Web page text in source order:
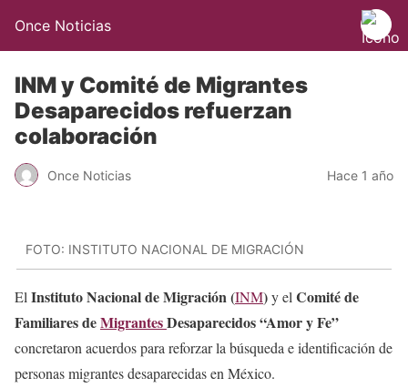
Once Noticias
INM y Comité de Migrantes
Desaparecidos refuerzan
colaboración
Once Noticias Hace 1 año
FOTO: INSTITUTO NACIONAL DE MIGRACIÓN
El Instituto Nacional de Migración (INM)y el Comité de
Familiares deMigrantesDesaparecidos “Amor y Fe”
concretaron acuerdos para reforzar la búsqueda e identificación de
personas migrantes desaparecidas en México.